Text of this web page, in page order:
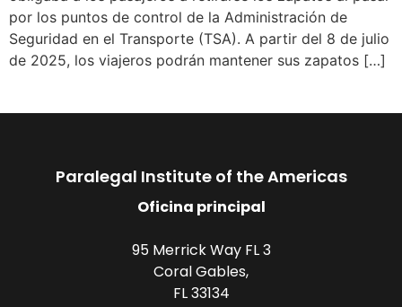
por los puntos de control de la Administración de
Seguridad en el Transporte (TSA). A partir del 8 de julio
de 2025, los viajeros podrán mantener sus zapatos […]
Paralegal Institute of the Americas
Oficina principal
95 Merrick Way FL 3
Coral Gables,
FL 33134